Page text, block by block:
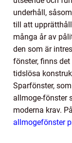
underhåll,
till att
många år av
den som är
fönster, finns
tidslösa
Sparfönster,
allmoge-fönster
moderna krav.
allmogefönster